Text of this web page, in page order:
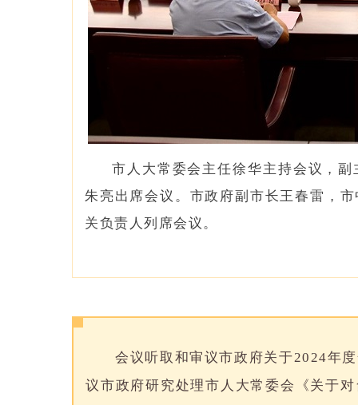
市人大常委会主任徐华主持会议，
朱亮出席会议。市政府副市长王春雷，
关负责人列席会议。
会议听取和审议市政府关于2024年
议市政府研究处理市人大常委会《关于